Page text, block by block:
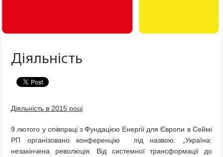
Діяльність
Діяльність в 2015 році
9 лютого у співпраці з Фундацією Енергії для Європи в Сеймі
РП організовано конференцію під назвою: „Україна:
незакінчена революція. Від системної трансформації до